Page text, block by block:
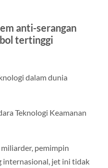
anti-serangan
tertinggi
dalam dunia
Teknologi Keamanan
pemimpin
internasional, jet ini tidak